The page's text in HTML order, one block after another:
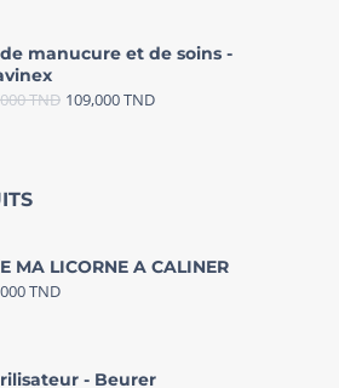
manucure et de soins -
TND 109,000TND
MA LICORNE A CALINER
TND
- Beurer